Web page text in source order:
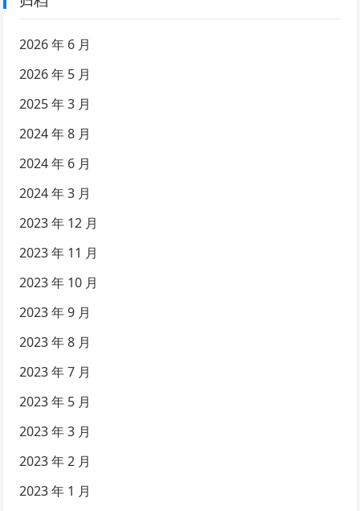
2026 年 6 月
2026 年 5 月
2025 年 3 月
2024 年 8 月
2024 年 6 月
2024 年 3 月
2023 年 12 月
2023 年 11 月
2023 年 10 月
2023 年 9 月
2023 年 8 月
2023 年 7 月
2023 年 5 月
2023 年 3 月
2023 年 2 月
2023 年 1 月